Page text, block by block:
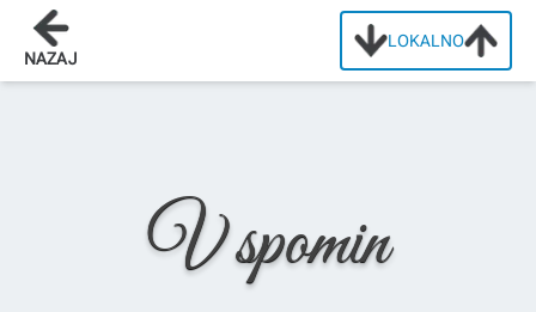
LOKALNO
NAZAJ
Domov
V spomin